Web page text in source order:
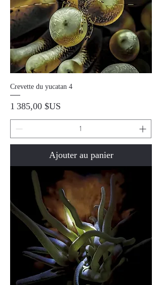
Crevette du yucatan 4
Prix
1 385,00 $US
Ajouter au panier